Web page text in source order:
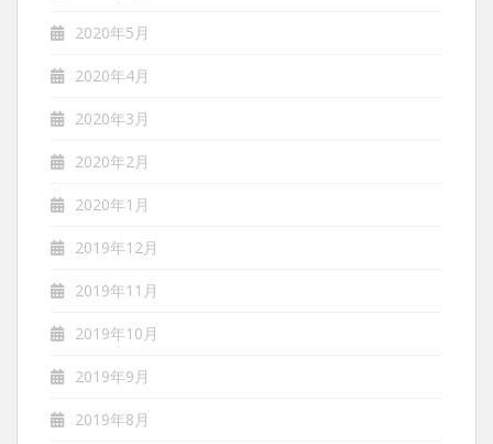
2020年5月
2020年4月
2020年3月
2020年2月
2020年1月
2019年12月
2019年11月
2019年10月
2019年9月
2019年8月